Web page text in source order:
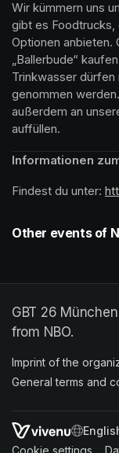
Wir kümmern uns
gibt es Foodtrucks,
Optionen anbieten.
„Ballerbude“
Trinkwasser
genommen
außerdem an
auffüllen.
Informationen
Findest du unter:
Other events of
GBT 26
from NBO.
Imprint of the
General terms and
Cookie settings